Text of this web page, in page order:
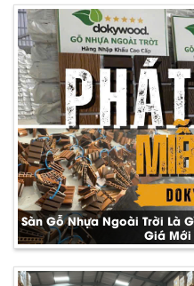
Sàn Gỗ Nhựa Ngoài Trời Là
Giá Mới